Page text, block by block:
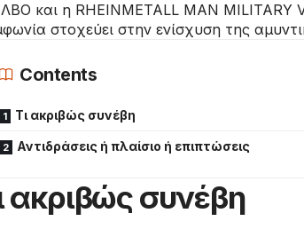
και η RHEINMETALL MAN MILITARY
στοχεύει στην ενίσχυση της
Contents
Τι ακριβώς συνέβη
Αντιδράσεις ή πλαίσιο ή επιπτώσεις
ακριβώς συνέβη